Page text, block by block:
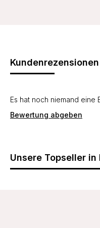
Kundenrezensionen
Es hat noch niemand
Bewertung abgeben
Unsere Topseller